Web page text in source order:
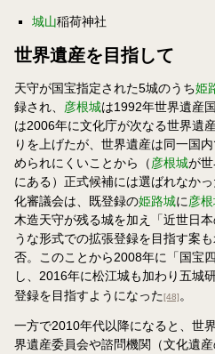
城山稲荷神社
世界遺産を目指して
天守が国宝指定された5城のうち姫
録され、 彦根城は1992年世界遺産
は2006年に文化庁が次なる世界遺
りを上げたが、世界遺産は同一国
められにくいことから（彦根城が
にある）正式候補には選ばれなかっ
化審議会は、既登録の姫路城に彦
木造天守が残る城を加え「近世日
うな形式での拡張登録を目指す案
否。このことから2008年に「国宝
し、2016年に松江城も加わり五城
登録を目指すようになった[48] 。
一方で2010年代以降になると、世
界遺産委員会や諮問機関（文化遺